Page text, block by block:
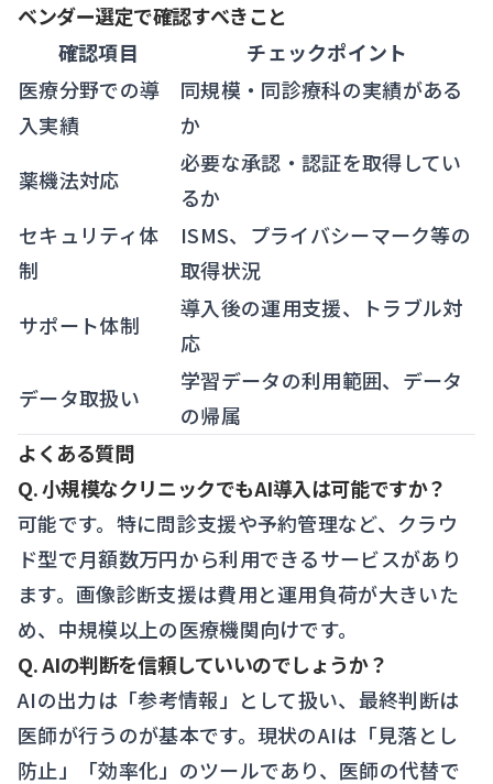
ベンダー選定で確認すべきこと
確認項目
チェックポイント
医療分野での導
入実績
同規模・同診療科の実績がある
か
薬機法対応
必要な承認・認証を取得してい
るか
セキュリティ体
制
ISMS、プライバシーマーク等の
取得状況
サポート体制
導入後の運用支援、トラブル対
応
データ取扱い
学習データの利用範囲、データ
の帰属
よくある質問
Q. 小規模なクリニックでもAI導入は可能ですか？
可能です。特に問診支援や予約管理など、クラウ
ド型で月額数万円から利用できるサービスがあり
ます。画像診断支援は費用と運用負荷が大きいた
め、中規模以上の医療機関向けです。
Q. AIの判断を信頼していいのでしょうか？
AIの出力は「参考情報」として扱い、最終判断は
医師が行うのが基本です。現状のAIは「見落とし
防止」「効率化」のツールであり、医師の代替で